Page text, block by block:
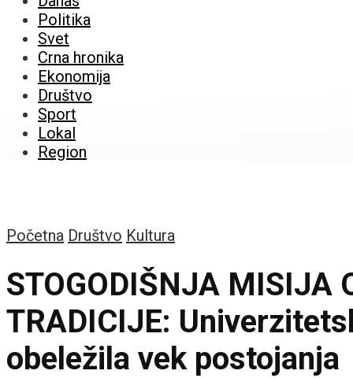
Politika
Svet
Crna hronika
Ekonomija
Društvo
Sport
Lokal
Region
Početna Društvo Kultura
STOGODIŠNJA MISIJA
TRADICIJE:
obeležila vek postojanja